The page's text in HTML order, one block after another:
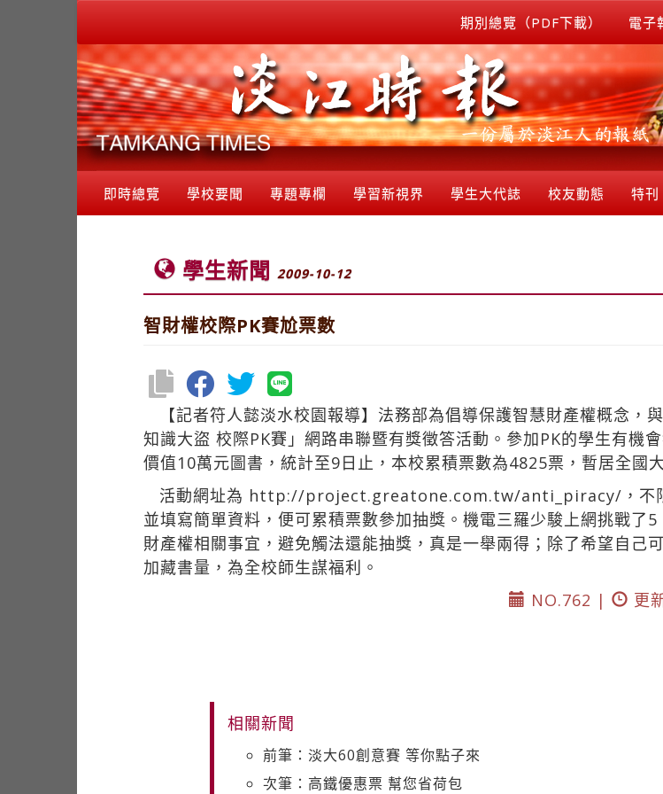
期別總覽（PDF下載） 電子
即時總覽 學校要聞 專題專欄 學習新視界 學生大代誌 校友動態 特刊
學生新聞 2009-10-12
智財權校際PK賽尬票數
【記者符人懿淡水校園報導】法務部為倡導保護智慧財產權概念
知識大盜 校際PK賽」網路串聯暨有獎徵答活動。參加PK的學生有機
價值10萬元圖書，統計至9日止，本校累積票數為4825票，暫居全國
活動網址為 http://project.greatone.com.tw/anti_piracy/，不限
並填寫簡單資料，便可累積票數參加抽獎。機電三羅少駿上網挑戰了
財產權相關事宜，避免觸法還能抽獎，真是一舉兩得；除了希望自己
加藏書量，為全校師生謀福利。
NO.762 |
更
相關新聞
前筆：淡大60創意賽 等你點子來
次筆：高鐵優惠票 幫您省荷包